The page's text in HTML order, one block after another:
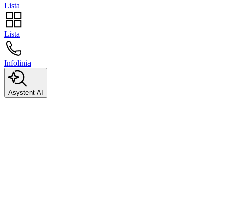
Lista
Lista
Infolinia
Asystent AI